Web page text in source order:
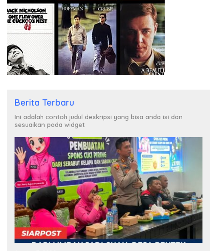
Berita Terbaru
Ini adalah contoh judul deskripsi yang bisa anda isi dan
sesuaikan pada widget